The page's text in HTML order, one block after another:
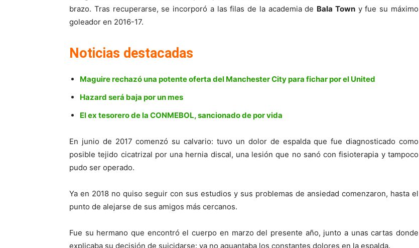
brazo. Tras recuperarse, se incorporó a las filas de la academia de Bala Towny fue su máximo
goleador en 2016-17.
Noticias destacadas
Maguire rechazó una potente oferta del Manchester City para fichar por el United
Hazard será baja por un mes
El ex tesorero de la CONMEBOL, sancionado de por vida
En junio de 2017 comenzó su calvario: tuvo un dolor de espalda que fue diagnosticado como
posible tejido cicatrizal por una hernia discal, una lesión que no sanó con fisioterapia y tampoco
pudo ser operado.
Ya en 2018 no quiso seguir con sus estudios y sus problemas de ansiedad comenzaron, hasta el
punto de alejarse de sus amigos más cercanos.
Fue su hermano que encontró el cuerpo en marzo del presente año, junto a unas cartas donde
explicaba su decisión de suicidarse: ya no aguantaba los constantes dolores en la espalda.